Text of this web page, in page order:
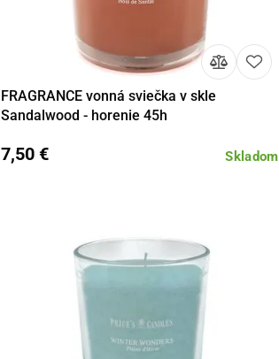
Detail Do košíka
FRAGRANCE vonná sviečka v skle
Sandalwood - horenie 45h
Skladom
7,50 €